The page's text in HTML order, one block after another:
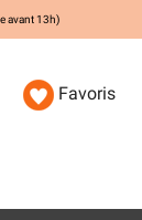
avant 13h)
Favoris